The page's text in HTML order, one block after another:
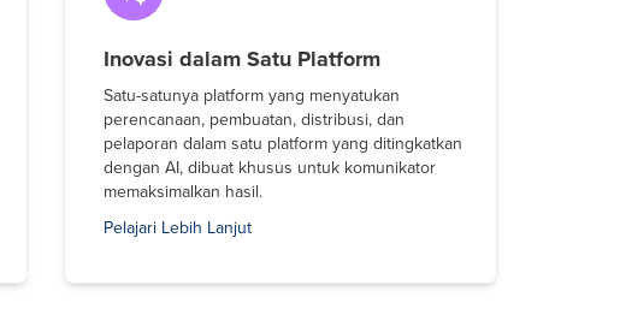
Inovasi dalam Satu Platform
Satu-satunya platform yang menyatukan
perencanaan, pembuatan, distribusi, dan
pelaporan dalam satu platform yang ditingkatkan
dengan AI, dibuat khusus untuk komunikator
memaksimalkan hasil.
Pelajari Lebih Lanjut